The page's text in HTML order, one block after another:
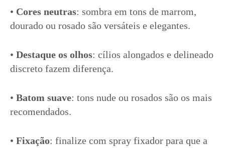
• Cores neutras: sombra em tons de marrom,
dourado ou rosado são versáteis e elegantes.
• Destaque os olhos: cílios alongados e delineado
discreto fazem diferença.
• Batom suave: tons nude ou rosados são os mais
recomendados.
• Fixação: finalize com spray fixador para que a